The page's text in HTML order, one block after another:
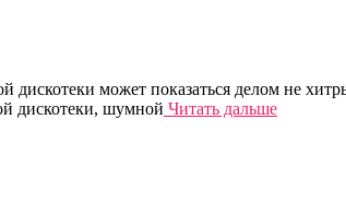
дискотеки может показаться делом не
дискотеки, шумной Читать дальше